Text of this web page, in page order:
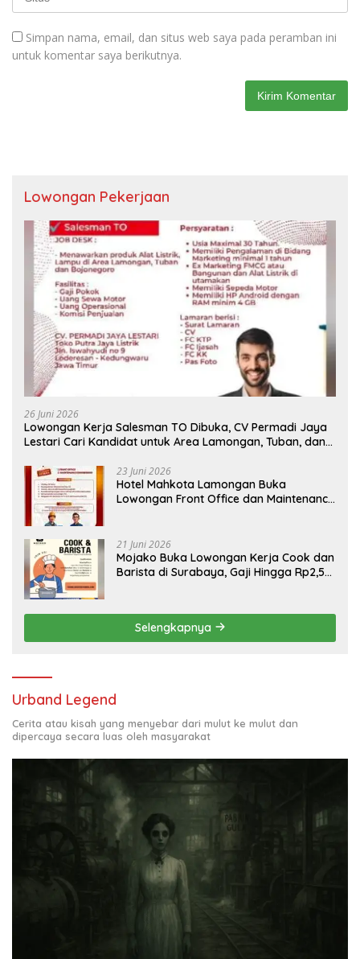
Simpan nama, email, dan situs web saya pada peramban ini
untuk komentar saya berikutnya.
Lowongan Pekerjaan
26 Juni 2026
Lowongan Kerja Salesman TO Dibuka, CV Permadi Jaya
Lestari Cari Kandidat untuk Area Lamongan, Tuban, dan
23 Juni 2026
Hotel Mahkota Lamongan Buka
Lowongan Front Office dan Maintenance
21 Juni 2026
Mojako Buka Lowongan Kerja Cook dan
Barista di Surabaya, Gaji Hingga Rp2,5
Selengkapnya
Urband Legend
Cerita atau kisah yang menyebar dari mulut ke mulut dan
dipercaya secara luas oleh masyarakat